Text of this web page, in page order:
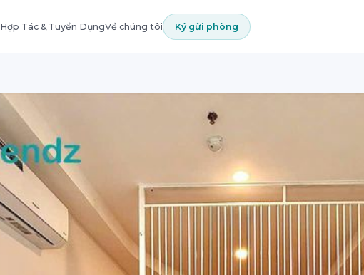
Hợp Tác & Tuyển DụngVề chúng tôi Ký gửi phòng